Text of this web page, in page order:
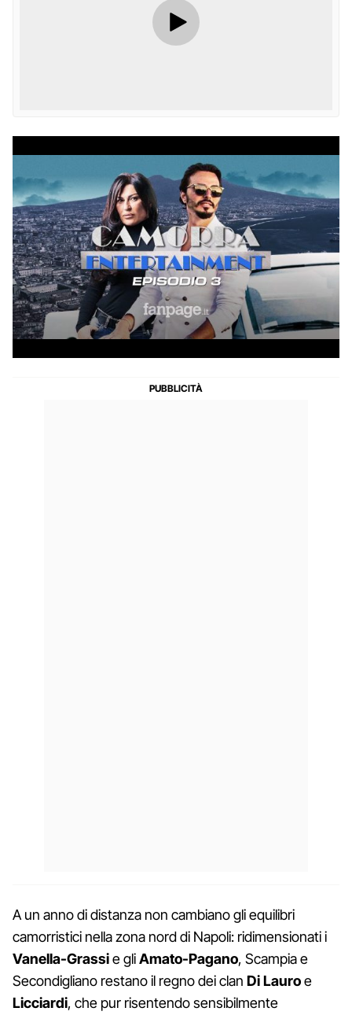
A un anno di distanza non cambiano gli equilibri
camorristici nella zona nord di Napoli: ridimensionati i
Vanella-Grassie gliAmato-Pagano, Scampia e
Secondigliano restano il regno dei clan Di Lauroe
Licciardi, che pur risentendo sensibilmente